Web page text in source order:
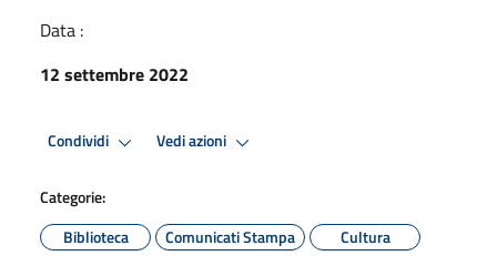
Data :
12 settembre 2022
Condividi Vedi azioni
Categorie:
Biblioteca
Comunicati Stampa Cultura